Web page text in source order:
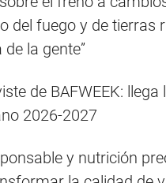
del fuego y de tierras
de la gente”
de BAFWEEK: llega
2026-2027
y nutrición